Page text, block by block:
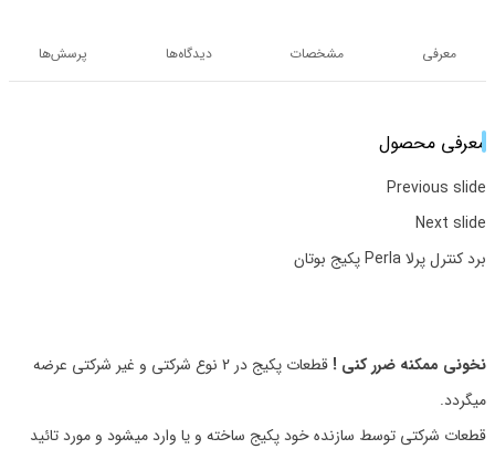
معرفی مشخصات دیدگاه‌ها پرسش‌ها
معرفی محصول
Previous slide
Next slide
برد کنترل پرلا Perla پکیج بوتان
نخونی ممکنه ضرر کنی !
قطعات پکیج در 2 نوع شرکتی و غیر شرکتی عرضه
میگردد.
قطعات شرکتی توسط سازنده خود پکیج ساخته و یا وارد میشود و مورد تائید